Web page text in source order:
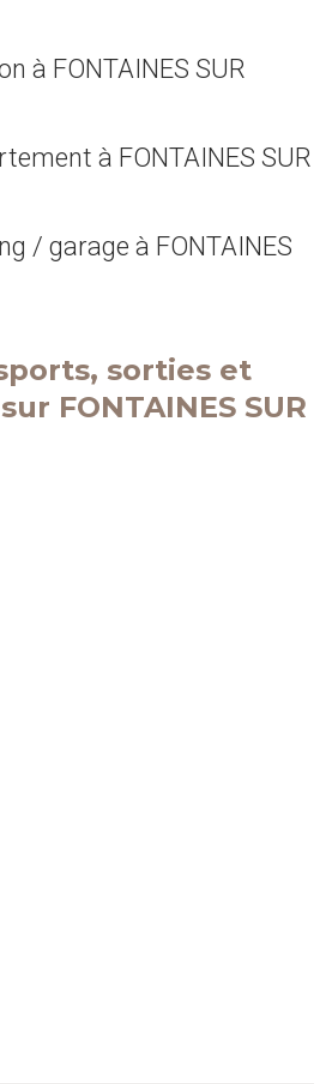
à FONTAINES SUR
à FONTAINES SUR
/ garage à FONTAINES
sorties et
FONTAINES SUR